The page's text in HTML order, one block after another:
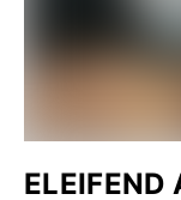
ELEIFEND